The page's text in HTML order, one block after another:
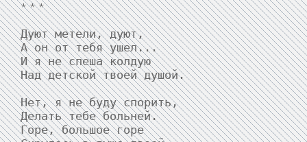
* * *
Дуют метели, дуют,
А он от тебя ушел...
И я не спеша колдую
Над детской твоей душой.
Нет, я не буду спорить,
Делать тебе больней.
Горе, большое горе